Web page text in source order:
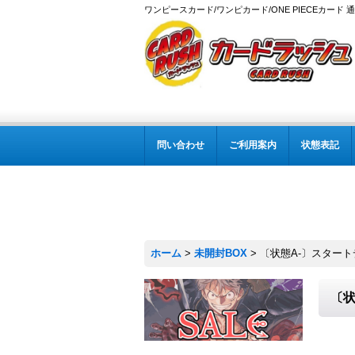
ワンピースカード/ワンピカード/ONE PIECEカード
問い合わせ ご利用案内 状態表記
ホーム > 未開封BOX > 〔状態A-〕スター
〔